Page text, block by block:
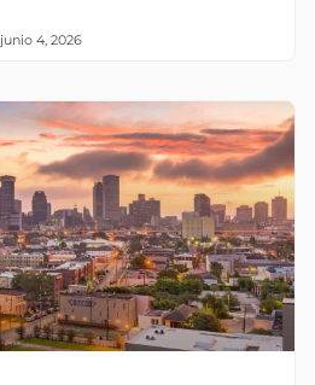
junio 4, 2026